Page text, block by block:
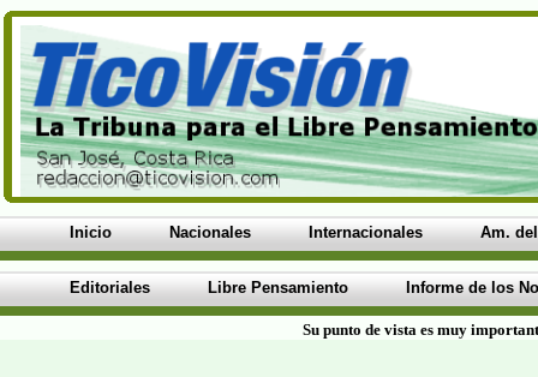
Inicio Nacionales Internacionales Am.
Editoriales Libre Pensamiento Informe de los
Su punto de vista es muy